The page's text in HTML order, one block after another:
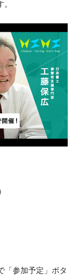
「参加予定」ボタ